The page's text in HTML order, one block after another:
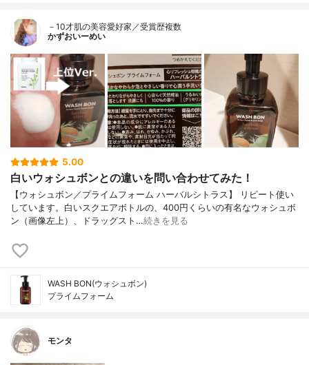
－10才肌の美容愛好家／受賞歴複数
かずおいーめい
5.00
白いウォシュボンとの違いを問い合わせてみた！
【ウォシュボン／プライムフォーム ハーバルシトラス】 リピート使い
しています。白いスクエアボトルの、400円くらいの有名なウォシュボ
ン（画像左上）、ドラッグスト…続きを見る
WASH BON(ウォシュボン)
プライムフォーム
モンタ